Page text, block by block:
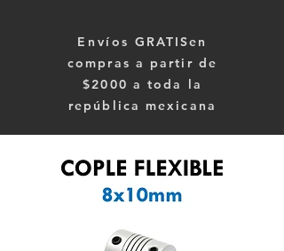
Envíos GRATISen
compras a partir de
$2000 a toda la
república mexicana